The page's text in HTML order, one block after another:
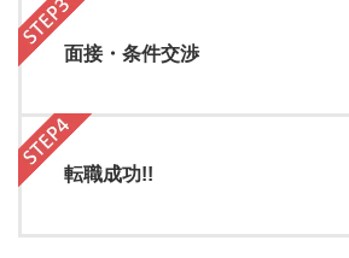
面接・条件交渉
転職成功!!